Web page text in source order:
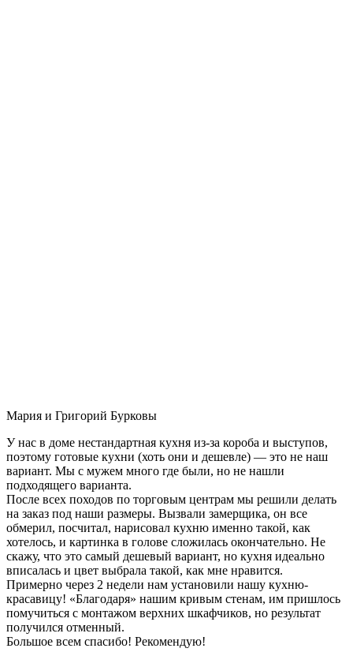
Мария и Григорий Бурковы
У нас в доме нестандартная кухня из-за короба и выступов,
поэтому готовые кухни (хоть они и дешевле) — это не наш
вариант. Мы с мужем много где были, но не нашли
подходящего варианта.
После всех походов по торговым центрам мы решили делать
на заказ под наши размеры. Вызвали замерщика, он все
обмерил, посчитал, нарисовал кухню именно такой, как
хотелось, и картинка в голове сложилась окончательно. Не
скажу, что это самый дешевый вариант, но кухня идеально
вписалась и цвет выбрала такой, как мне нравится.
Примерно через 2 недели нам установили нашу кухню-
красавицу! «Благодаря» нашим кривым стенам, им пришлось
помучиться с монтажом верхних шкафчиков, но результат
получился отменный.
Большое всем спасибо! Рекомендую!